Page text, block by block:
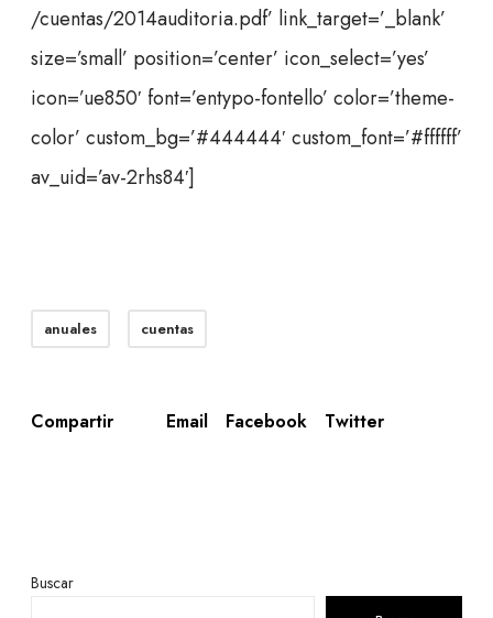
/cuentas/2014auditoria.pdf’ link_target=’_blank’
size=’small’ position=’center’ icon_select=’yes’
icon=’ue850′ font=’entypo-fontello’ color=’theme-
color’ custom_bg=’#444444′ custom_font=’#ffffff’
av_uid=’av-2rhs84′]
anuales cuentas
Compartir Email Facebook Twitter
Buscar